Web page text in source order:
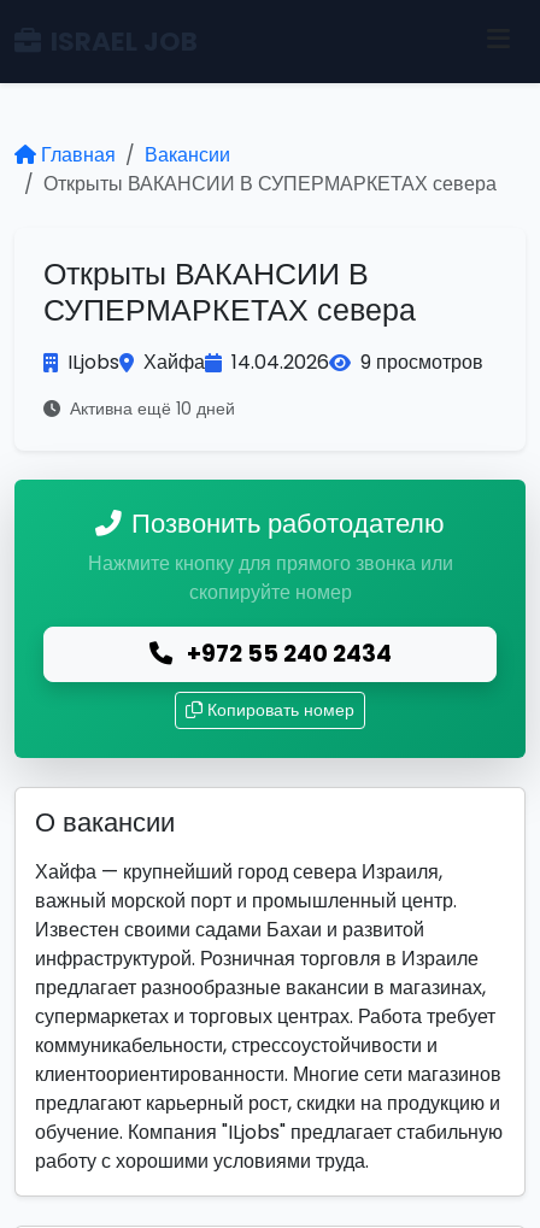
Главная
Вакансии
Открыты ВАКАНСИИ В СУПЕРМАРКЕТАХ севера
Открыты ВАКАНСИИ В
СУПЕРМАРКЕТАХ севера
ILjobs Хайфа 14.04.2026 9 просмотров
Активна ещё 10 дней
Позвонить работодателю
Нажмите кнопку для прямого звонка или
скопируйте номер
+972 55 240 2434
Копировать номер
О вакансии
Хайфа — крупнейший город севера Израиля,
важный морской порт и промышленный центр.
Известен своими садами Бахаи и развитой
инфраструктурой. Розничная торговля в Израиле
предлагает разнообразные вакансии в магазинах,
супермаркетах и торговых центрах. Работа требует
коммуникабельности, стрессоустойчивости и
клиентоориентированности. Многие сети магазинов
предлагают карьерный рост, скидки на продукцию и
обучение. Компания "ILjobs" предлагает стабильную
работу с хорошими условиями труда.